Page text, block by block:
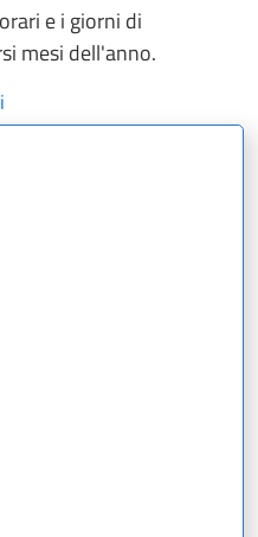
e i giorni di
mesi dell'anno.